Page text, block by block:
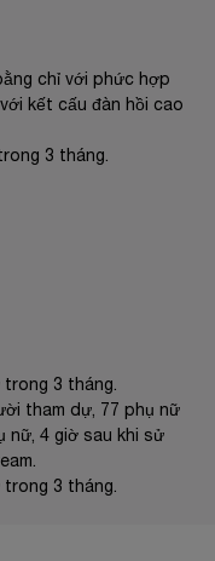
chỉ với phức hợp
kết cấu đàn hồi cao
3 tháng.
trong 3 tháng.​
tham dự, 77 phụ nữ​
nữ, 4 giờ sau khi sử
trong 3 tháng.